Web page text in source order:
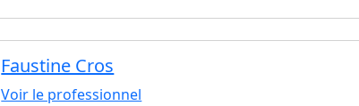
Faustine Cros
Voir le professionnel